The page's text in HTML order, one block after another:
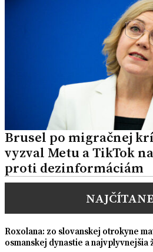
Brusel po migračnej
vyzval Metu a TikTok
proti dezinformáciám
Roxolana: zo slovanskej otrokyne
osmanskej dynastie a najvplyvnejšia